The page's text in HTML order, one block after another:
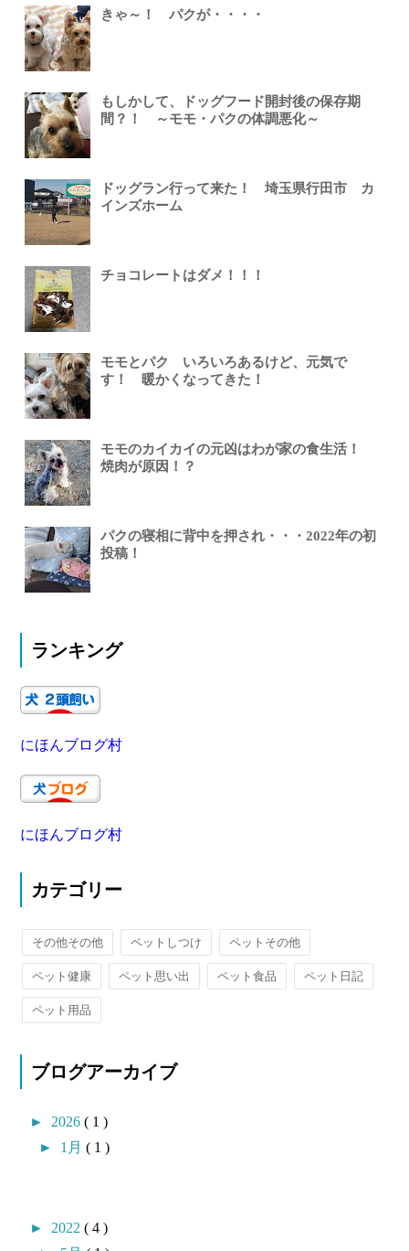
きゃ～！ パクが・・・・
もしかして、ドッグフード開封後の保存期
間？！ ～モモ・パクの体調悪化～
ドッグラン行って来た！ 埼玉県行田市 カ
インズホーム
チョコレートはダメ！！！
モモとパク いろいろあるけど、元気で
す！ 暖かくなってきた！
モモのカイカイの元凶はわが家の食生活！
焼肉が原因！？
パクの寝相に背中を押され・・・2022年の初
投稿！
ランキング
にほんブログ村
にほんブログ村
カテゴリー
その他その他 ペットしつけ ペットその他
ペット健康 ペット思い出 ペット食品 ペット日記
ペット用品
ブログアーカイブ
► 2026( 1 )
► 1月( 1 )
► 2022( 4 )